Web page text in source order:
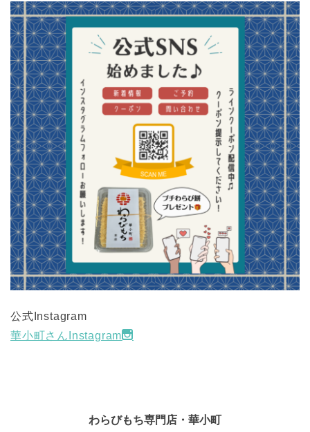
公式Instagram
華小町さんInstagram
わらびもち専門店・華小町